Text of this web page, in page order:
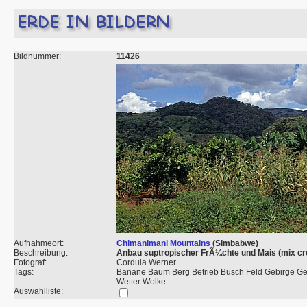
Bildnummer: 11426
Aufnahmeort: Chimanimani Mountains (Simbabwe)
Beschreibung:
Anbau suptropischer FrÃ¼chte und Mais (mix
Fotograf:
Cordula Werner
Tags:
Banane Baum Berg Betrieb Busch Feld Gebirge
Wetter Wolke
Auswahlliste: